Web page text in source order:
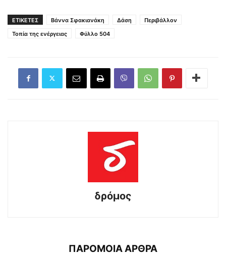
ΕΤΙΚΕΤΕΣ Βάννα Σφακιανάκη Δάση
Περιβάλλον
Τοπία της ενέργειας
Φύλλο 504
δρόμος
ΠΑΡΟΜΟΙΑ ΑΡΘΡΑ